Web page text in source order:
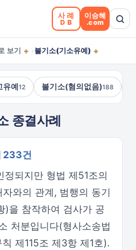
사례
DB
이승혜
.com
보기 + › 불기소(기소유예) +
유예12 불기소(혐의없음)188
종결사례
233건
되지만 형법 제51조의
자와의 관계, 범행의 동기
)을 참작하여 검사가 공
처분입니다(형사소송법
제115조 제3항 제1호).